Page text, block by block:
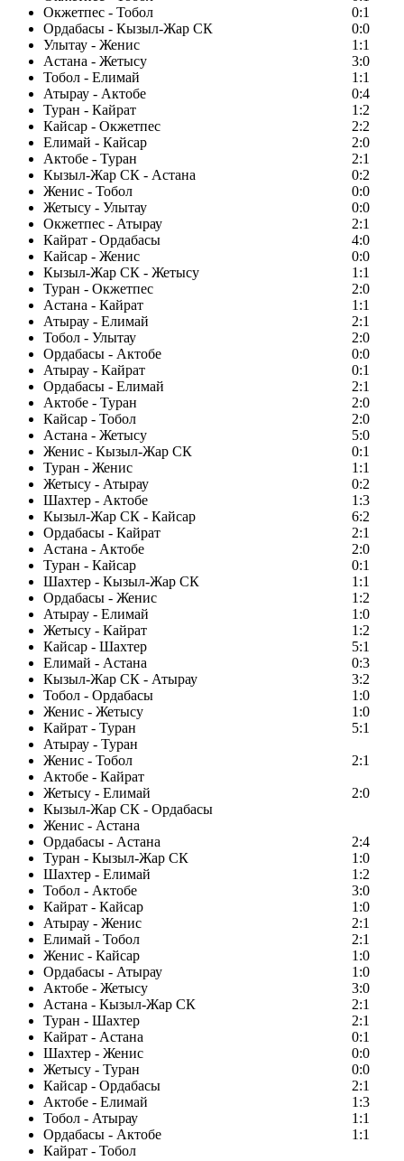
Окжетпес - Тобол
0:1
Ордабасы - Кызыл-Жар СК
0:0
Улытау - Женис
1:1
Астана - Жетысу
3:0
Тобол - Елимай
1:1
Атырау - Актобе
0:4
Туран - Кайрат
1:2
Кайсар - Окжетпес
2:2
Елимай - Кайсар
2:0
Актобе - Туран
2:1
Кызыл-Жар СК - Астана
0:2
Женис - Тобол
0:0
Жетысу - Улытау
0:0
Окжетпес - Атырау
2:1
Кайрат - Ордабасы
4:0
Кайсар - Женис
0:0
Кызыл-Жар СК - Жетысу
1:1
Туран - Окжетпес
2:0
Астана - Кайрат
1:1
Атырау - Елимай
2:1
Тобол - Улытау
2:0
Ордабасы - Актобе
0:0
Атырау - Кайрат
0:1
Ордабасы - Елимай
2:1
Актобе - Туран
2:0
Кайсар - Тобол
2:0
Астана - Жетысу
5:0
Женис - Кызыл-Жар СК
0:1
Туран - Женис
1:1
Жетысу - Атырау
0:2
Шахтер - Актобе
1:3
Кызыл-Жар СК - Кайсар
6:2
Ордабасы - Кайрат
2:1
Астана - Актобе
2:0
Туран - Кайсар
0:1
Шахтер - Кызыл-Жар СК
1:1
Ордабасы - Женис
1:2
Атырау - Елимай
1:0
Жетысу - Кайрат
1:2
Кайсар - Шахтер
5:1
Елимай - Астана
0:3
Кызыл-Жар СК - Атырау
3:2
Тобол - Ордабасы
1:0
Женис - Жетысу
1:0
Кайрат - Туран
5:1
Атырау - Туран
Женис - Тобол
2:1
Актобе - Кайрат
Жетысу - Елимай
2:0
Кызыл-Жар СК - Ордабасы
Женис - Астана
Ордабасы - Астана
2:4
Туран - Кызыл-Жар СК
1:0
Шахтер - Елимай
1:2
Тобол - Актобе
3:0
Кайрат - Кайсар
1:0
Атырау - Женис
2:1
Елимай - Тобол
2:1
Женис - Кайсар
1:0
Ордабасы - Атырау
1:0
Актобе - Жетысу
3:0
Астана - Кызыл-Жар СК
2:1
Туран - Шахтер
2:1
Кайрат - Астана
0:1
Шахтер - Женис
0:0
Жетысу - Туран
0:0
Кайсар - Ордабасы
2:1
Актобе - Елимай
1:3
Тобол - Атырау
1:1
Ордабасы - Актобе
1:1
Кайрат - Тобол